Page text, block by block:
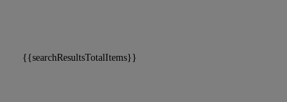
{{searchResultsTotalItems}}